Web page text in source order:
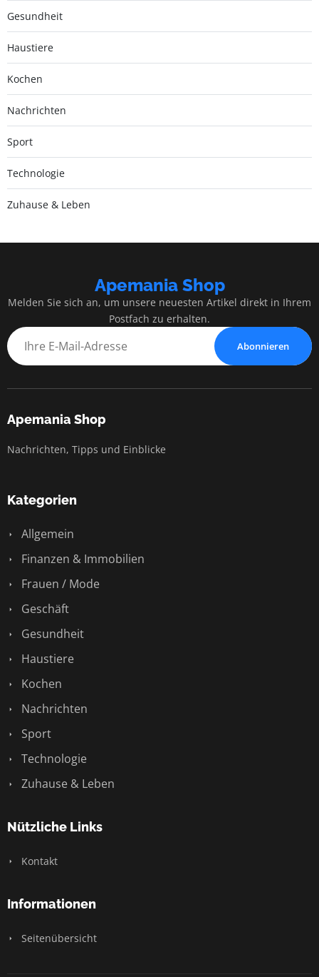
Gesundheit
Haustiere
Kochen
Nachrichten
Sport
Technologie
Zuhause & Leben
Apemania Shop
Melden Sie sich an, um unsere neuesten Artikel direkt in Ihrem
Postfach zu erhalten.
Abonnieren
Apemania Shop
Nachrichten, Tipps und Einblicke
Kategorien
Allgemein
Finanzen & Immobilien
Frauen / Mode
Geschäft
Gesundheit
Haustiere
Kochen
Nachrichten
Sport
Technologie
Zuhause & Leben
Nützliche Links
Kontakt
Informationen
Seitenübersicht